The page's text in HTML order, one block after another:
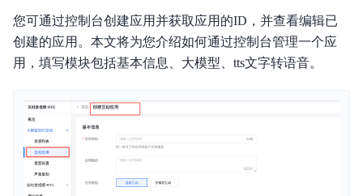
大模型实时互动
实时音视频 RTC
您可通过控制台创建应用并获取应用的ID，并查看编辑已
创建的应用。本文将为您介绍如何通过控制台管理一个应
用，填写模块包括基本信息、大模型、tts文字转语音。